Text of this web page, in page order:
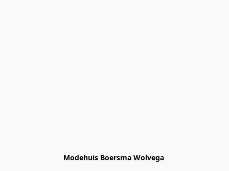
Modehuis Boersma Wolvega